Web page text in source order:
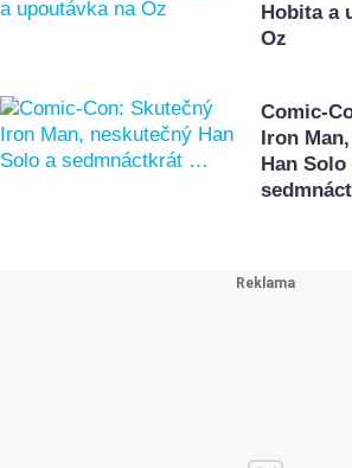
Hobita a
Oz
Comic-
Iron
Han Solo